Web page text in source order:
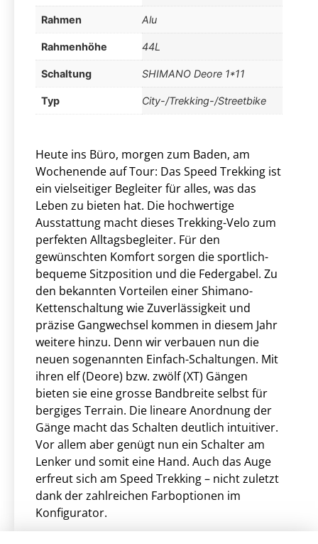
Rahmen Alu
Rahmenhöhe 44L
Schaltung SHIMANO Deore 1*11
Typ City-/Trekking-/Streetbike
Heute ins Büro, morgen zum Baden, am
Wochenende auf Tour: Das Speed Trekking ist
ein vielseitiger Begleiter für alles, was das
Leben zu bieten hat. Die hochwertige
Ausstattung macht dieses Trekking-Velo zum
perfekten Alltagsbegleiter. Für den
gewünschten Komfort sorgen die sportlich-
bequeme Sitzposition und die Federgabel. Zu
den bekannten Vorteilen einer Shimano-
Kettenschaltung wie Zuverlässigkeit und
präzise Gangwechsel kommen in diesem Jahr
weitere hinzu. Denn wir verbauen nun die
neuen sogenannten Einfach-Schaltungen. Mit
ihren elf (Deore) bzw. zwölf (XT) Gängen
bieten sie eine grosse Bandbreite selbst für
bergiges Terrain. Die lineare Anordnung der
Gänge macht das Schalten deutlich intuitiver.
Vor allem aber genügt nun ein Schalter am
Lenker und somit eine Hand. Auch das Auge
erfreut sich am Speed Trekking – nicht zuletzt
dank der zahlreichen Farboptionen im
Konfigurator.